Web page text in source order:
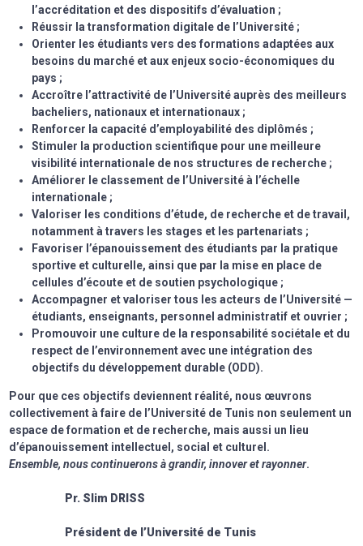
l’accréditation et des dispositifs d’évaluation ;
Réussir la transformation digitale de l’Université ;
Orienter les étudiants vers des formations adaptées aux
besoins du marché et aux enjeux socio-économiques du
pays ;
Accroître l’attractivité de l’Université auprès des meilleurs
bacheliers, nationaux et internationaux ;
Renforcer la capacité d’employabilité des diplômés ;
Stimuler la production scientifique pour une meilleure
visibilité internationale de nos structures de recherche ;
Améliorer le classement de l’Université à l’échelle
internationale ;
Valoriser les conditions d’étude, de recherche et de travail,
notamment à travers les stages et les partenariats ;
Favoriser l’épanouissement des étudiants par la pratique
sportive et culturelle, ainsi que par la mise en place de
cellules d’écoute et de soutien psychologique ;
Accompagner et valoriser tous les acteurs de l’Université —
étudiants, enseignants, personnel administratif et ouvrier ;
Promouvoir une culture de la responsabilité sociétale et du
respect de l’environnement avec une intégration des
objectifs du développement durable (ODD).
Pour que ces objectifs deviennent réalité, nous œuvrons
collectivement à faire de l’Université de Tunis non seulement un
espace de formation et de recherche, mais aussi un lieu
d’épanouissement intellectuel, social et culturel.
Ensemble, nous continuerons à grandir, innover et rayonner.
Pr. Slim DRISS
Président de l’Université de Tunis